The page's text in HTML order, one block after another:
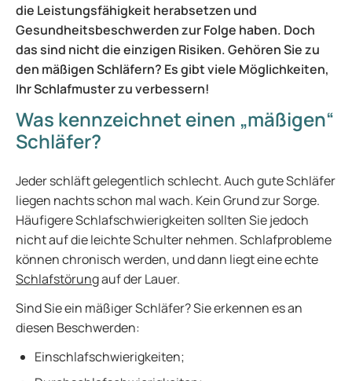
die Leistungsfähigkeit herabsetzen und
Gesundheitsbeschwerden zur Folge haben. Doch
das sind nicht die einzigen Risiken. Gehören Sie zu
den mäßigen Schläfern? Es gibt viele Möglichkeiten,
Ihr Schlafmuster zu verbessern!
Was kennzeichnet einen „mäßigen“
Schläfer?
Jeder schläft gelegentlich schlecht. Auch gute Schläfer
liegen nachts schon mal wach. Kein Grund zur Sorge.
Häufigere Schlafschwierigkeiten sollten Sie jedoch
nicht auf die leichte Schulter nehmen. Schlafprobleme
können chronisch werden, und dann liegt eine echte
Schlafstörungauf der Lauer.
Sind Sie ein mäßiger Schläfer? Sie erkennen es an
diesen Beschwerden:
Einschlafschwierigkeiten;